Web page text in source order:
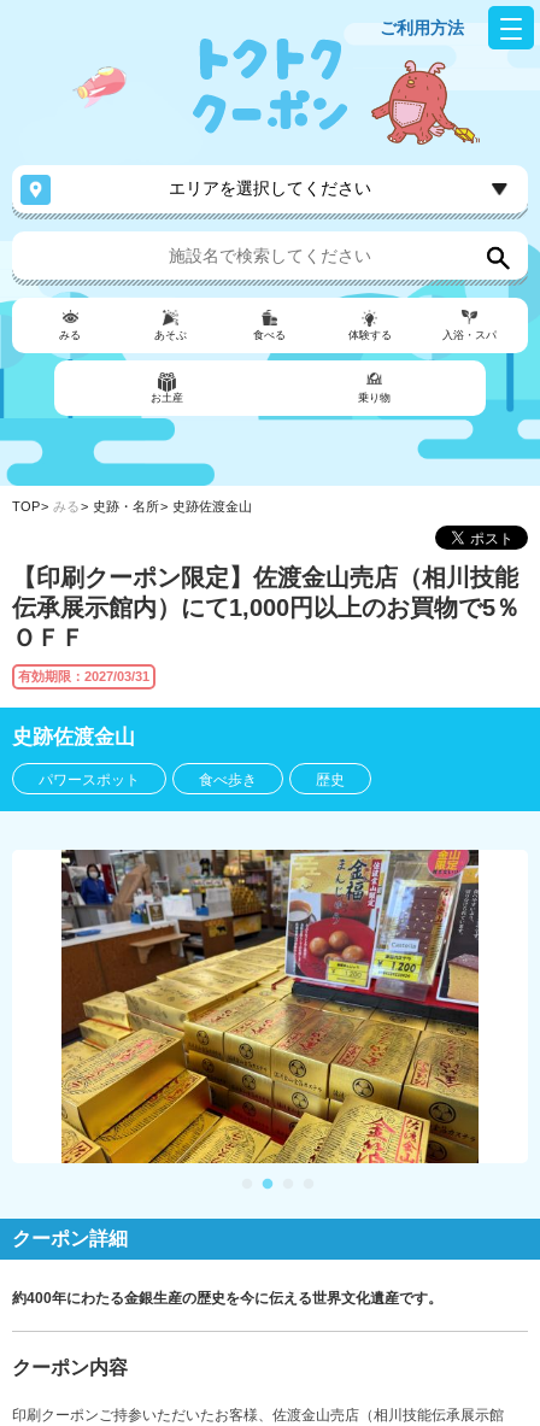
ご利用方法
エリアを選択してください
みる あそぶ 食べる 体験する 入浴・スパ
お土産 乗り物
TOP みる 史跡・名所 史跡佐渡金山
【印刷クーポン限定】佐渡金山売店（相川技能
伝承展示館内）にて1,000円以上のお買物で5％
ＯＦＦ
有効期限：2027/03/31
史跡佐渡金山
パワースポット 食べ歩き 歴史
クーポン詳細
約400年にわたる金銀生産の歴史を今に伝える世界文化遺産です。
クーポン内容
印刷クーポンご持参いただいたお客様、佐渡金山売店（相川技能伝承展示館